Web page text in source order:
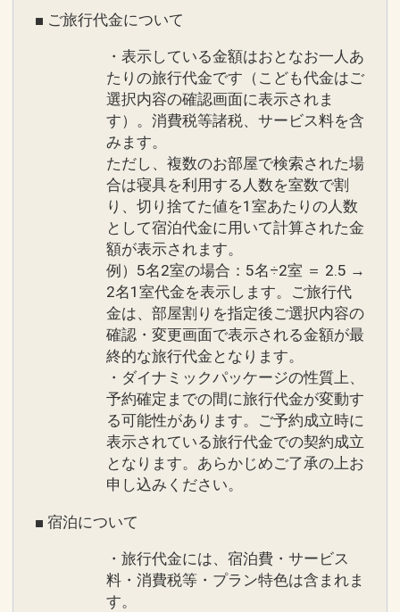
インターネットコース番号：DP-1-
17637797
す。
●添い寝のお子様は朝食をご用意！
※0～3歳の対象ビュッフェレストラン利
用時に限ります。
●客室内での高速インターネットが（Wi-
Fi含む）無料
※パソコン等のデバイスはご持参くださ
●客室内にバスローブをご用意！
●高層階（22階以上）のお部屋をご用
※旅行代金に含まれます。
「食事なしプラン」と「朝食付プラン」
をご用意しています
●「食事なしプラン」と「朝食付プラ
ン」を掲載しています。
※ご覧のページがどちらかを【食事条
の項目でご確認のうえ、予約にお進
みください。
設定期間：2026年5月7日～2026年9月
■ ご旅行代金について
・表示している金額はおとなお一人あ
たりの旅行代金です（こども代金はご
選択内容の確認画面に表示されま
す）。消費税等諸税、サービス料を含
みます。
ただし、複数のお部屋で検索された場
合は寝具を利用する人数を室数で割
り、切り捨てた値を1室あたりの人数
として宿泊代金に用いて計算された金
額が表示されます。
例）5名2室の場合：5名÷2室 ＝ 2.5 →
2名1室代金を表示します。ご旅行代
金は、部屋割りを指定後ご選択内容の
確認・変更画面で表示される金額が最
終的な旅行代金となります。
・ダイナミックパッケージの性質上、
予約確定までの間に旅行代金が変動す
る可能性があります。ご予約成立時に
表示されている旅行代金での契約成立
となります。あらかじめご了承の上お
申し込みください。
■ 宿泊について
・旅行代金には、宿泊費・サービス
料・消費税等・プラン特色は含まれま
す。